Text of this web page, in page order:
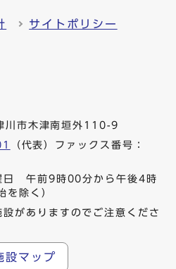
サイトポリシー
市木津南垣外110-9
（代表）ファックス番号：
日 午前9時00分から午後4時
を除く）
がありますのでご注意くださ
設マップ